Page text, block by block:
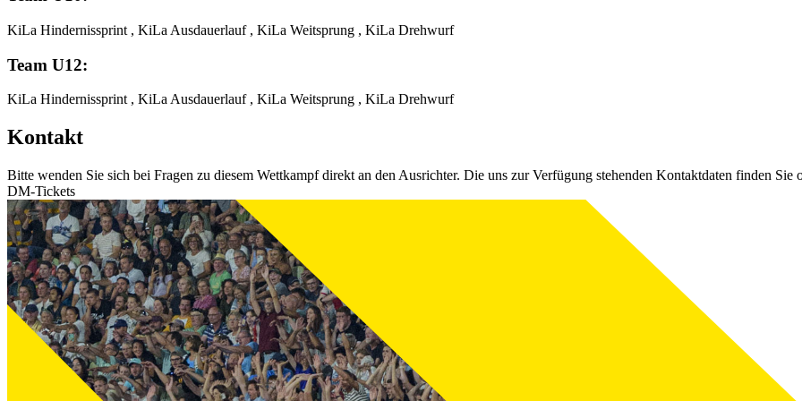
KiLa Hindernissprint , KiLa Ausdauerlauf , KiLa Weitsprung , KiLa Drehwurf
Team U12:
KiLa Hindernissprint , KiLa Ausdauerlauf , KiLa Weitsprung , KiLa Drehwurf
Kontakt
Bitte wenden Sie sich bei Fragen zu diesem Wettkampf direkt an den Ausrichter. Die uns zur Verfügung stehenden Kontaktdaten finden Sie
DM-Tickets